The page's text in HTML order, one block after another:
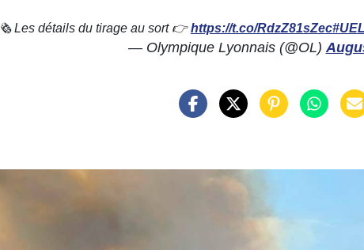
🗞 Les détails du tirage au sort 👉https://t.co/RdzZ81sZec
— Olympique Lyonnais (@OL)